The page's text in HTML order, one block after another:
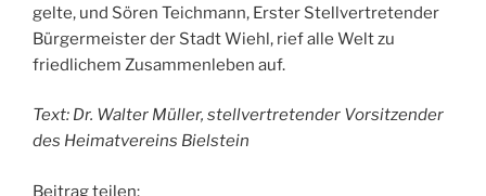
gelte, und Sören Teichmann, Erster Stellvertretender
Bürgermeister der Stadt Wiehl, rief alle Welt zu
friedlichem Zusammenleben auf.
Text: Dr. Walter Müller, stellvertretender Vorsitzender
des Heimatvereins Bielstein
Beitrag teilen: